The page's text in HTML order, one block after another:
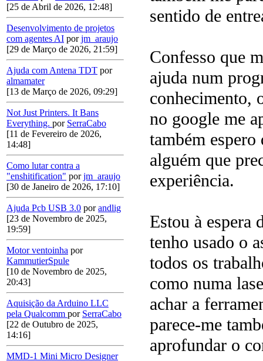
[25 de Abril de 2026, 12:48]
Desenvolvimento de projetos
com agentes AI porjm_araujo
[29 de Março de 2026, 21:59]
Ajuda com Antena TDT por
almamater
[13 de Março de 2026, 09:29]
Not Just Printers. It Bans
Everything. por SerraCabo
[11 de Fevereiro de 2026,
14:48]
Como lutar contra a
"enshitification" porjm_araujo
[30 de Janeiro de 2026, 17:10]
Ajuda Pcb USB 3.0 porandlig
[23 de Novembro de 2025,
19:59]
Motor ventoinha por
KammutierSpule
[10 de Novembro de 2025,
20:43]
Aquisição da Arduino LLC
pela Qualcomm por SerraCabo
[22 de Outubro de 2025,
14:16]
MMD-1 Mini Micro Designer
sentido de
Confesso que
ajuda num
conhecimento,
no google me
também
alguém que
experiência.
Estou à espera
tenho usado o
todos os
como numa
achar a
parece-me
aprofundar o